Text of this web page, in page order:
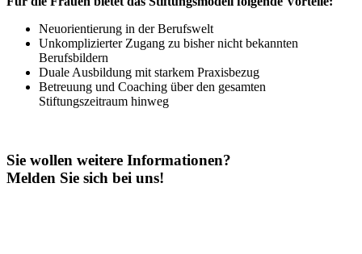
Neuorientierung in der Berufswelt
Unkomplizierter Zugang zu bisher nicht bekannten
Berufsbildern
Duale Ausbildung mit starkem Praxisbezug
Betreuung und Coaching über den gesamten
Stiftungszeitraum hinweg
Sie wollen weitere Informationen?
Melden Sie sich bei uns!